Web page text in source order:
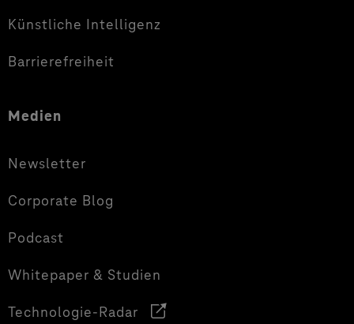
Künstliche Intelligenz
Barrierefreiheit
Medien
Newsletter
Corporate Blog
Podcast
Whitepaper & Studien
Technologie-Radar